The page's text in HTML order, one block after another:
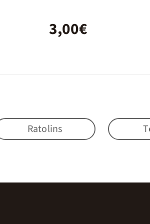
3,00€
Ratolins